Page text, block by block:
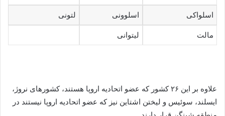
اسلواکی اسلوونی لتونی
مالت لیتوانی
علاوه بر این ۲۶ کشور که عضو اتحادیه اروپا هستند، کشورهای نروژ،
ایسلند، سوئیس و لیختن اشتاین نیز که عضو اتحادیه اروپا نیستند در